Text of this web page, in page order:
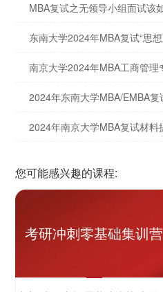
MBA复试之无领导小组面试该
东南大学2024年MBA复试“思
2024年东南大学MBA/EMBA复
2024年南京大学MBA复试材料
您可能感兴趣的课程:
考研冲刺零基础集训营